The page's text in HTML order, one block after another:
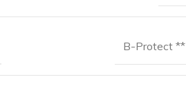
B-Protect **